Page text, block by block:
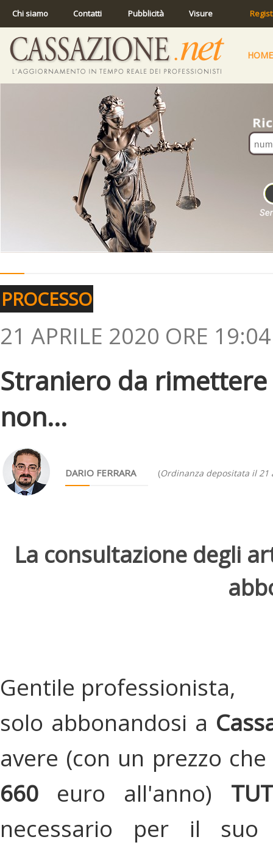
Chi siamo Contatti Pubblicità Visure
HOME
PROCESSO
21 APRILE 2020 ORE 19:04
Straniero da
non...
DARIO FERRARA (Ordinanza depositata il 21
La consultazione degli
Gentile professionista,
solo abbonandosi a
avere (con un prezzo
660 euro all'anno)
necessario per il suo